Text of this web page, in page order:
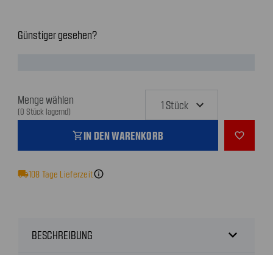
Günstiger gesehen?
Menge wählen
(0 Stück lagernd)
shopping_cartIN DEN WARENKORB favorite_outline
local_shipping108 Tage Lieferzeitinfo
BESCHREIBUNG expand_more